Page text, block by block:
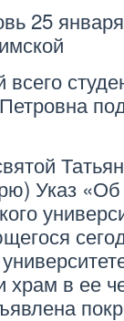
25
— ЧТО
ВОЛОСЫ
Указ
храм в ее